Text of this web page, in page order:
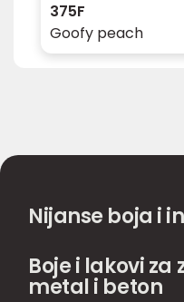
375F
Goofy peach
Nijanse boja i
Boje i lakovi
metal i beton